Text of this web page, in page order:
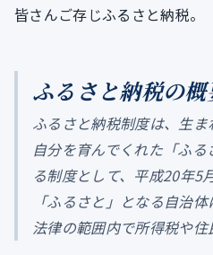
皆さんご存じふるさと納税。
ふるさと納税の概
ふるさと納税制度は、生ま
自分を育んでくれた「ふ
る制度として、平成20年5
「ふるさと」となる自治
法律の範囲内で所得税や住